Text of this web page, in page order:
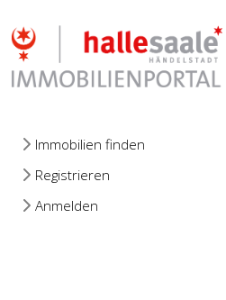
Immobilien finden
Registrieren
Anmelden